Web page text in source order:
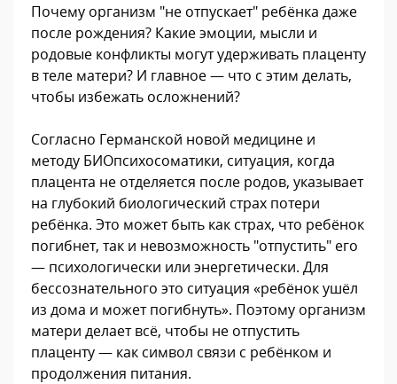
Почему организм "не отпускает" ребёнка даже
после рождения? Какие эмоции, мысли и
родовые конфликты могут удерживать плаценту
в теле матери? И главное — что с этим делать,
чтобы избежать осложнений?
Согласно Германской новой медицине и
методу БИОпсихосоматики, ситуация, когда
плацента не отделяется после родов, указывает
на глубокий биологический страх потери
ребёнка. Это может быть как страх, что ребёнок
погибнет, так и невозможность "отпустить" его
— психологически или энергетически. Для
бессознательного это ситуация «ребёнок ушёл
из дома и может погибнуть». Поэтому организм
матери делает всё, чтобы не отпустить
плаценту — как символ связи с ребёнком и
продолжения питания.